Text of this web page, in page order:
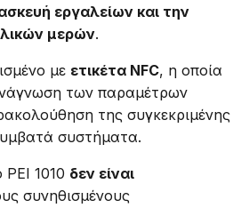
εργαλείων και την
μερών.
με ετικέτα NFC, η οποία
των παραμέτρων
της συγκεκριμένης
συστήματα.
PEI 1010 δεν είναι
συνηθισμένους